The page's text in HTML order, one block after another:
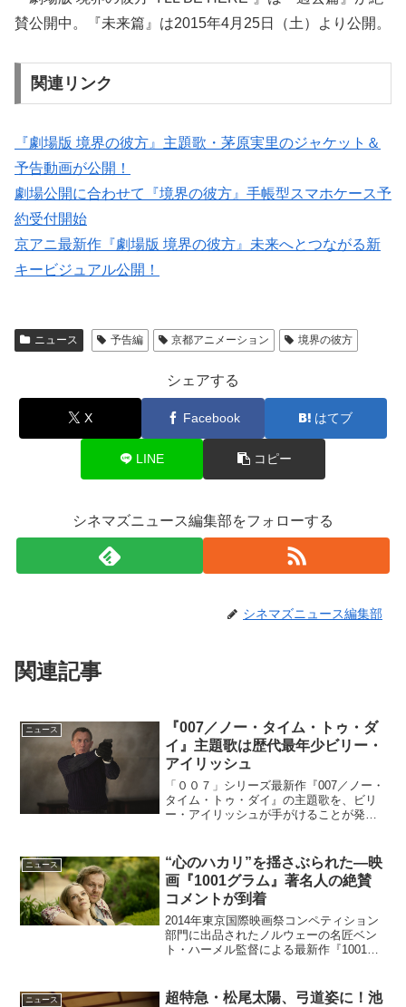
賛公開中。『未来篇』は2015年4月25日（土）より公開。
関連リンク
『劇場版 境界の彼方』主題歌・茅原実里のジャケット＆
予告動画が公開！
劇場公開に合わせて『境界の彼方』手帳型スマホケース予
約受付開始
京アニ最新作『劇場版 境界の彼方』未来へとつながる新
キービジュアル公開！
ニュース 予告編 京都アニメーション 境界の彼方
シェアする
X Facebook はてブ
LINE コピー
シネマズニュース編集部をフォローする
シネマズニュース編集部
関連記事
ニュース
『007／ノー・タイム・トゥ・ダ
イ』主題歌は歴代最年少ビリー・
アイリッシュ
「００７」シリーズ最新作『007／ノー・
タイム・トゥ・ダイ』の主題歌を、ビリ
ー・アイリッシュが手がけることが発表
ノミネートされているが、同様に複数の
グラミー賞にノ...
ニュース
“心のハカリ”を揺さぶられた―映
画『1001グラム』著名人の絶賛
コメントが到着
2014年東京国際映画祭コンペティション
部門に出品されたノルウェーの名匠ベン
ト・ハーメル監督による最新作『1001グ
らパリを舞台に、今までの幸せの基準を
ニュース
超特急・松尾太陽、弓道姿に！池